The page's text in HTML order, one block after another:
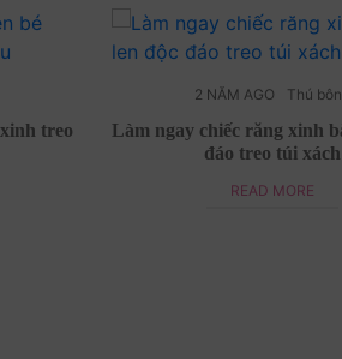
treo
2 NĂM AGO Thú
Làm ngay chiếc răng xinh
đáo treo túi xách
READ MORE